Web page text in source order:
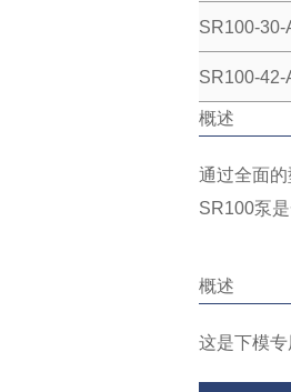
SR100-30-
SR100-42-
概述
通过全面
SR100泵
概述
这是下模